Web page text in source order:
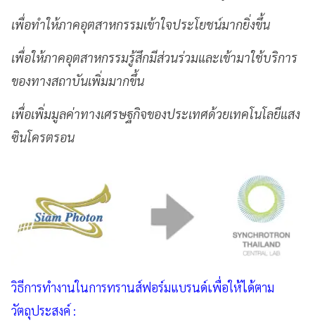
เพื่อทำให้ภาคอุตสาหกรรมเข้าใจประโยชน์มากยิ่งขึ้น
เพื่อให้ภาคอุตสาหกรรมรู้สึกมีส่วนร่วมและเข้ามาใช้บริการ
ของทางสถาบันเพิ่มมากขึ้น
เพื่อเพิ่มมูลค่าทางเศรษฐกิจของประเทศด้วยเทคโนโลยีแสง
ซินโครตรอน
วิธีการทำงานในการทรานส์ฟอร์มแบรนด์เพื่อให้ได้ตาม
วัตถุประสงค์ :